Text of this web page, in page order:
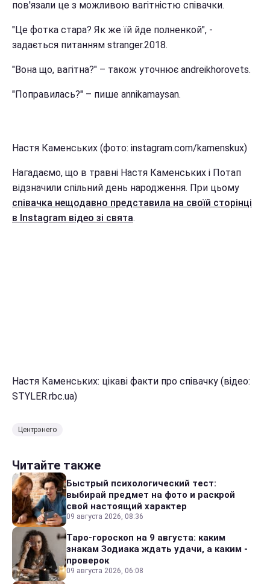
пов'язали це з можливою вагітністю співачки.
"Це фотка стара? Як же їй йде полненкой", -
задається питанням stranger.2018.
"Вона що, вагітна?" – також уточнює andreikhorovets.
"Поправилась?" – пише annikamaysan.
Настя Каменських (фото: instagram.com/kamenskux)
Нагадаємо, що в травні Настя Каменських і Потап
відзначили спільний день народження. При цьому
співачка нещодавно представила на своїй сторінці
в Instagram відео зі свята.
Настя Каменських: цікаві факти про співачку (відео:
STYLER.rbc.ua)
Центрэнего
Читайте также
Быстрый психологический тест:
выбирай предмет на фото и раскрой
свой настоящий характер
09 августа 2026, 08:36
Таро-гороскоп на 9 августа: каким
знакам Зодиака ждать удачи, а каким -
проверок
09 августа 2026, 06:08